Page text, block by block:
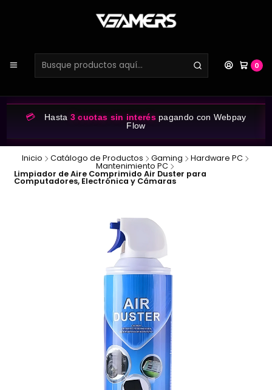
0
💳 Hasta 3 cuotas sin interéspagando con Webpay
Flow
Inicio Catálogo de Productos Gaming Hardware PC
Mantenimiento PC
Limpiador de Aire Comprimido Air Duster para
Computadores, Electrónica y Cámaras